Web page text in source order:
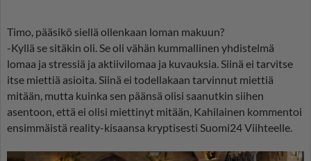
Timo, pääsikö siellä ollenkaan loman makuun?
-Kyllä se sitäkin oli. Se oli vähän kummallinen yhdistelmä
lomaa ja stressiä ja aktiivilomaa ja kuvauksia. Siinä ei tarvitse
itse miettiä asioita. Siinä ei todellakaan tarvinnut miettiä
mitään, mutta kuinka sen päänsä olisi saanutkin siihen
asentoon, että ei olisi miettinyt mitään, Kahilainen kommentoi
ensimmäistä reality-kisaansa kryptisesti Suomi24 Viihteelle.